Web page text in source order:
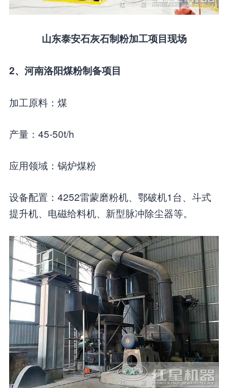
山东泰安石灰石制粉加工项目现场
2、河南洛阳煤粉制备项目
加工原料：煤
产量：45-50t/h
应用领域：锅炉煤粉
设备配置：4252雷蒙磨粉机、鄂破机1台、斗式
提升机、电磁给料机、新型脉冲除尘器等。